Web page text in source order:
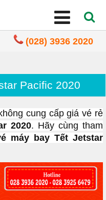
(028) 3936 2020
Pacific 2020
cung cấp giá vé rẻ
2020. Hãy cùng tham
máy bay Tết Jetstar